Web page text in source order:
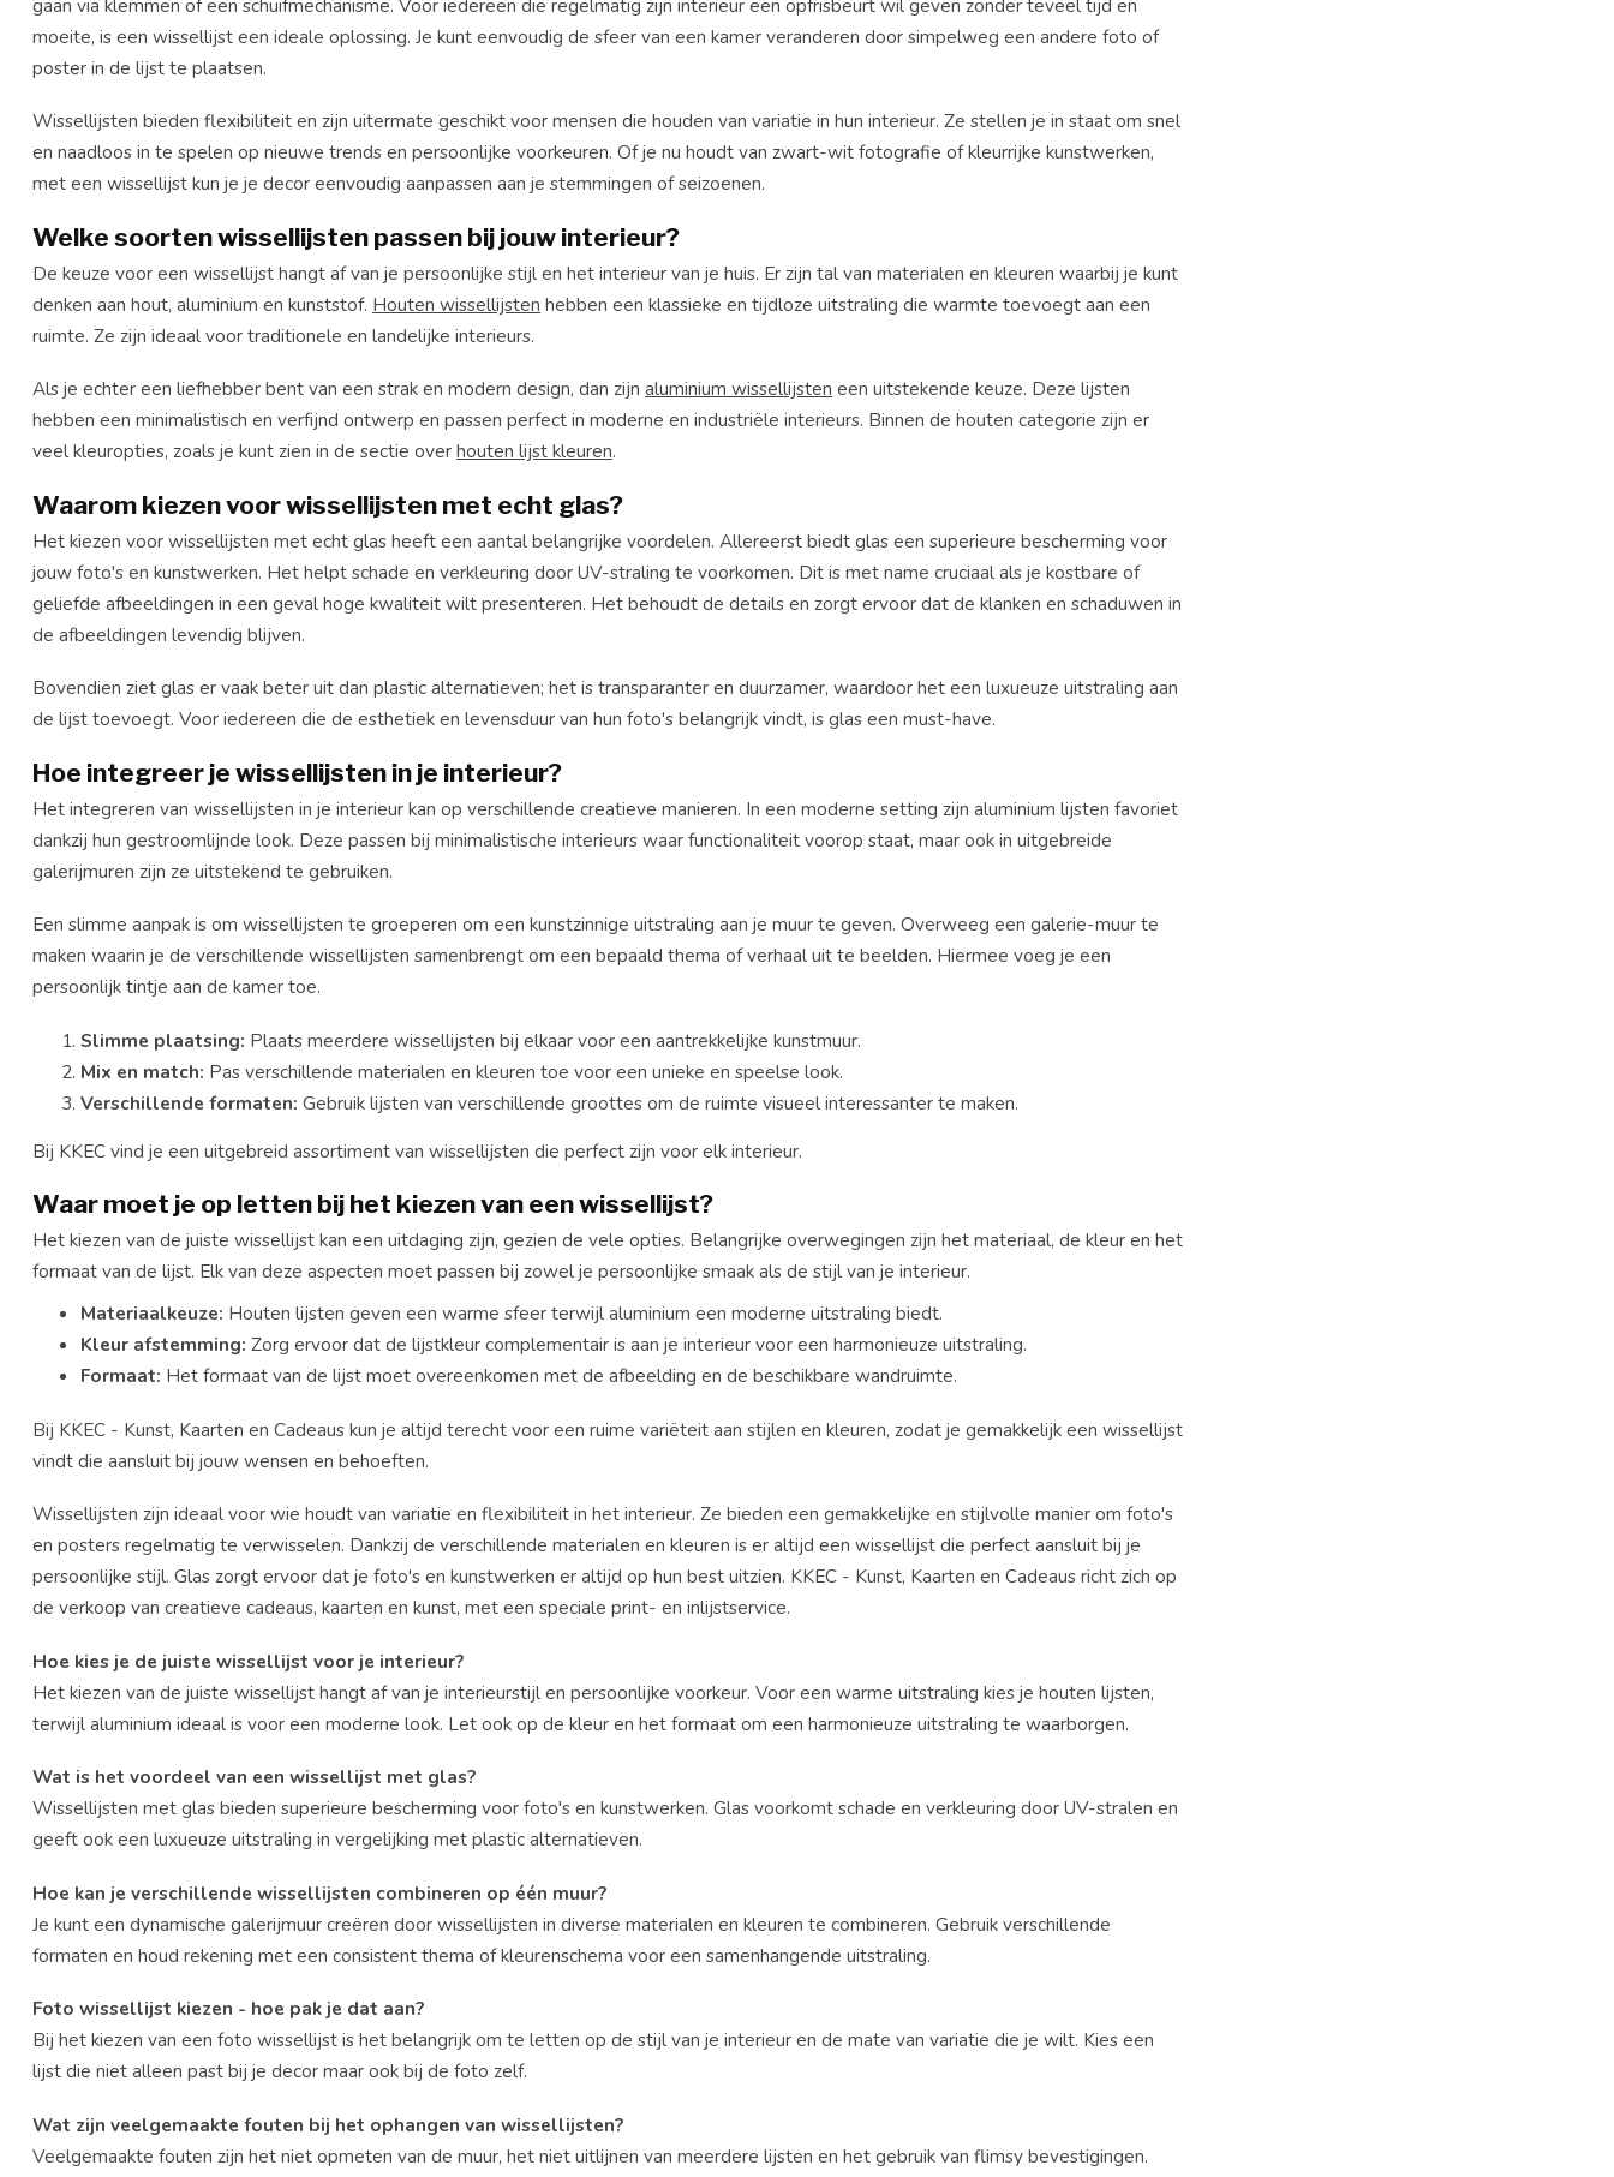
gaan via klemmen of een schuifmechanisme. Voor iedereen die regelmatig zijn interieur een opfrisbeurt wil geven zonder teveel tijd en
moeite, is een wissellijst een ideale oplossing. Je kunt eenvoudig de sfeer van een kamer veranderen door simpelweg een andere foto of
poster in de lijst te plaatsen.
Wissellijsten bieden flexibiliteit en zijn uitermate geschikt voor mensen die houden van variatie in hun interieur. Ze stellen je in staat om snel
en naadloos in te spelen op nieuwe trends en persoonlijke voorkeuren. Of je nu houdt van zwart-wit fotografie of kleurrijke kunstwerken,
met een wissellijst kun je je decor eenvoudig aanpassen aan je stemmingen of seizoenen.
Welke soorten wissellijsten passen bij jouw interieur?
De keuze voor een wissellijst hangt af van je persoonlijke stijl en het interieur van je huis. Er zijn tal van materialen en kleuren waarbij je kunt
denken aan hout, aluminium en kunststof. Houten wissellijsten hebben een klassieke en tijdloze uitstraling die warmte toevoegt aan een
ruimte. Ze zijn ideaal voor traditionele en landelijke interieurs.
Als je echter een liefhebber bent van een strak en modern design, dan zijn aluminium wissellijsten een uitstekende keuze. Deze lijsten
hebben een minimalistisch en verfijnd ontwerp en passen perfect in moderne en industriële interieurs. Binnen de houten categorie zijn er
veel kleuropties, zoals je kunt zien in de sectie overhouten lijst kleuren.
Waarom kiezen voor wissellijsten met echt glas?
Het kiezen voor wissellijsten met echt glas heeft een aantal belangrijke voordelen. Allereerst biedt glas een superieure bescherming voor
jouw foto's en kunstwerken. Het helpt schade en verkleuring door UV-straling te voorkomen. Dit is met name cruciaal als je kostbare of
geliefde afbeeldingen in een geval hoge kwaliteit wilt presenteren. Het behoudt de details en zorgt ervoor dat de klanken en schaduwen in
de afbeeldingen levendig blijven.
Bovendien ziet glas er vaak beter uit dan plastic alternatieven; het is transparanter en duurzamer, waardoor het een luxueuze uitstraling aan
de lijst toevoegt. Voor iedereen die de esthetiek en levensduur van hun foto's belangrijk vindt, is glas een must-have.
Hoe integreer je wissellijsten in je interieur?
Het integreren van wissellijsten in je interieur kan op verschillende creatieve manieren. In een moderne setting zijn aluminium lijsten favoriet
dankzij hun gestroomlijnde look. Deze passen bij minimalistische interieurs waar functionaliteit voorop staat, maar ook in uitgebreide
galerijmuren zijn ze uitstekend te gebruiken.
Een slimme aanpak is om wissellijsten te groeperen om een kunstzinnige uitstraling aan je muur te geven. Overweeg een galerie-muur te
maken waarin je de verschillende wissellijsten samenbrengt om een bepaald thema of verhaal uit te beelden. Hiermee voeg je een
persoonlijk tintje aan de kamer toe.
Slimme plaatsing: Plaats meerdere wissellijsten bij elkaar voor een aantrekkelijke kunstmuur.
Mix en match: Pas verschillende materialen en kleuren toe voor een unieke en speelse look.
Verschillende formaten: Gebruik lijsten van verschillende groottes om de ruimte visueel interessanter te maken.
Bij KKEC vind je een uitgebreid assortiment van wissellijsten die perfect zijn voor elk interieur.
Waar moet je op letten bij het kiezen van een wissellijst?
Het kiezen van de juiste wissellijst kan een uitdaging zijn, gezien de vele opties. Belangrijke overwegingen zijn het materiaal, de kleur en het
formaat van de lijst. Elk van deze aspecten moet passen bij zowel je persoonlijke smaak als de stijl van je interieur.
Materiaalkeuze: Houten lijsten geven een warme sfeer terwijl aluminium een moderne uitstraling biedt.
Kleur afstemming: Zorg ervoor dat de lijstkleur complementair is aan je interieur voor een harmonieuze uitstraling.
Formaat: Het formaat van de lijst moet overeenkomen met de afbeelding en de beschikbare wandruimte.
Bij KKEC - Kunst, Kaarten en Cadeaus kun je altijd terecht voor een ruime variëteit aan stijlen en kleuren, zodat je gemakkelijk een wissellijst
vindt die aansluit bij jouw wensen en behoeften.
Wissellijsten zijn ideaal voor wie houdt van variatie en flexibiliteit in het interieur. Ze bieden een gemakkelijke en stijlvolle manier om foto's
en posters regelmatig te verwisselen. Dankzij de verschillende materialen en kleuren is er altijd een wissellijst die perfect aansluit bij je
persoonlijke stijl. Glas zorgt ervoor dat je foto's en kunstwerken er altijd op hun best uitzien. KKEC - Kunst, Kaarten en Cadeaus richt zich op
de verkoop van creatieve cadeaus, kaarten en kunst, met een speciale print- en inlijstservice.
Hoe kies je de juiste wissellijst voor je interieur?
Het kiezen van de juiste wissellijst hangt af van je interieurstijl en persoonlijke voorkeur. Voor een warme uitstraling kies je houten lijsten,
terwijl aluminium ideaal is voor een moderne look. Let ook op de kleur en het formaat om een harmonieuze uitstraling te waarborgen.
Wat is het voordeel van een wissellijst met glas?
Wissellijsten met glas bieden superieure bescherming voor foto's en kunstwerken. Glas voorkomt schade en verkleuring door UV-stralen en
geeft ook een luxueuze uitstraling in vergelijking met plastic alternatieven.
Hoe kan je verschillende wissellijsten combineren op één muur?
Je kunt een dynamische galerijmuur creëren door wissellijsten in diverse materialen en kleuren te combineren. Gebruik verschillende
formaten en houd rekening met een consistent thema of kleurenschema voor een samenhangende uitstraling.
Foto wissellijst kiezen - hoe pak je dat aan?
Bij het kiezen van een foto wissellijst is het belangrijk om te letten op de stijl van je interieur en de mate van variatie die je wilt. Kies een
lijst die niet alleen past bij je decor maar ook bij de foto zelf.
Wat zijn veelgemaakte fouten bij het ophangen van wissellijsten?
Veelgemaakte fouten zijn het niet opmeten van de muur, het niet uitlijnen van meerdere lijsten en het gebruik van flimsy bevestigingen.